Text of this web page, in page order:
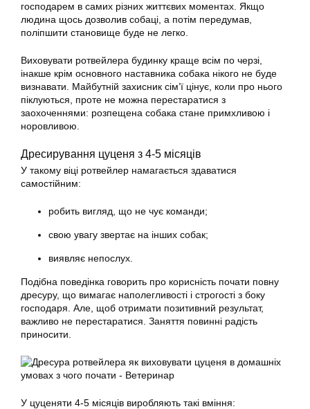
господарем в самих різних життєвих моментах. Якщо
людина щось дозволив собаці, а потім передумав,
поліпшити становище буде не легко.
Виховувати ротвейлера будинку краще всім по черзі,
інакше крім основного наставника собака нікого не буде
визнавати. Майбутній захисник сім’ї цінує, коли про нього
піклуються, проте не можна перестаратися з
заохоченнями: розпещена собака стане примхливою і
норовливою.
Дресирування цуценя з 4-5 місяців
У такому віці ротвейлер намагається здаватися
самостійним:
робить вигляд, що не чує команди;
свою увагу звертає на інших собак;
виявляє непослух.
Подібна поведінка говорить про корисність почати повну
дресуру, що вимагає наполегливості і строгості з боку
господаря. Але, щоб отримати позитивний результат,
важливо не перестаратися. Заняття повинні радість
приносити.
У цуценяти 4-5 місяців виробляють такі вміння: